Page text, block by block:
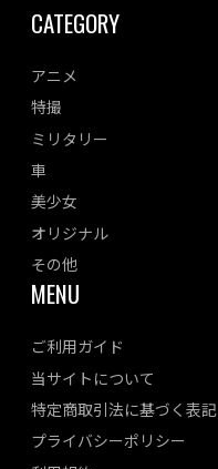
CATEGORY
アニメ
特撮
ミリタリー
車
美少女
オリジナル
その他
MENU
ご利用ガイド
当サイトについて
特定商取引法に基づく表記
プライバシーポリシー